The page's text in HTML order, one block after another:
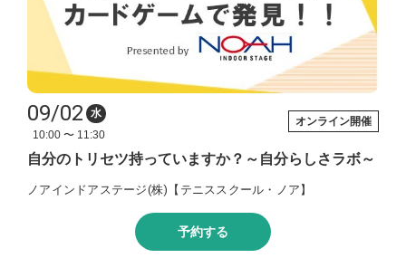
09/02
水
10:00 〜 11:30
オンライン開催
自分のトリセツ持っていますか？～自分らしさラボ～
ノアインドアステージ(株)【テニススクール・ノア】
予約する